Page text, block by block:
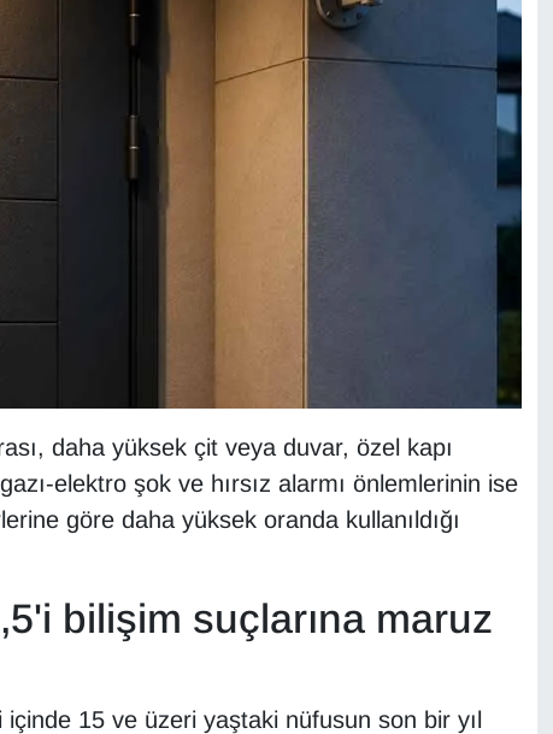
daha yüksek çit veya duvar, özel kapı
elektro şok ve hırsız alarmı önlemlerinin ise
göre daha yüksek oranda kullanıldığı
bilişim suçlarına maruz
15 ve üzeri yaştaki nüfusun son bir yıl